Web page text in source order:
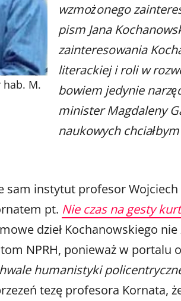
M.
wzmożonego
pism Jana
zainteresowania
literackiej i roli w
bowiem jedynie
minister Magdaleny
naukowych
sam instytut profesor
pt. Nie czas na gesty
dzieł Kochanowskiego
NPRH, ponieważ w
humanistyki
tezę profesora Kornata,